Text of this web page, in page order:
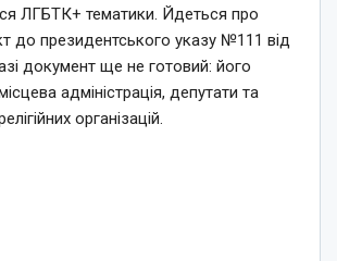
ЛГБТК+ тематики. Йдеться про
до президентського указу №111 від
документ ще не готовий: його
адміністрація, депутати та
організацій.